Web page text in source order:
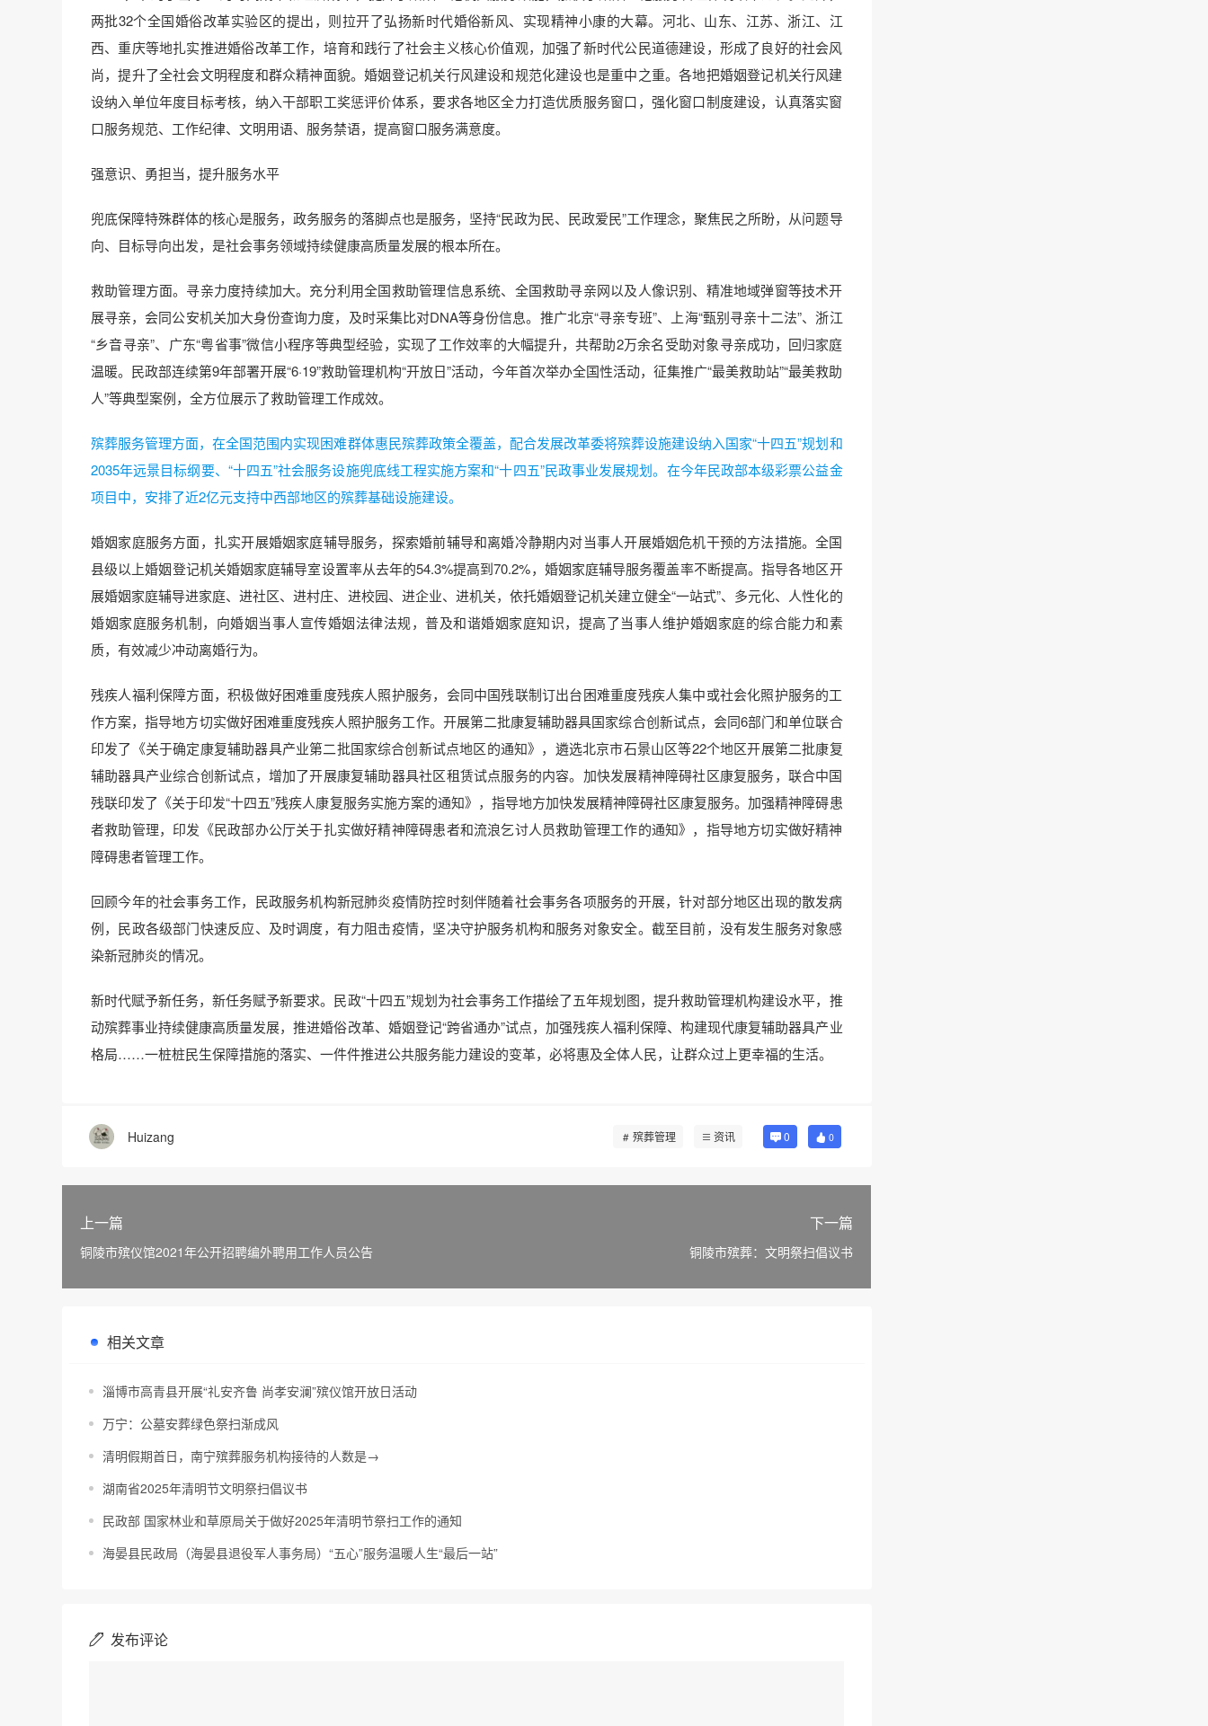
两批32个全国婚俗改革实验区的提出，则拉开了弘扬新时代婚俗新风、实现精神小康的大幕。河北、山东、江苏、浙江、江
西、重庆等地扎实推进婚俗改革工作，培育和践行了社会主义核心价值观，加强了新时代公民道德建设，形成了良好的社会风
尚，提升了全社会文明程度和群众精神面貌。婚姻登记机关行风建设和规范化建设也是重中之重。各地把婚姻登记机关行风建
设纳入单位年度目标考核，纳入干部职工奖惩评价体系，要求各地区全力打造优质服务窗口，强化窗口制度建设，认真落实窗
口服务规范、工作纪律、文明用语、服务禁语，提高窗口服务满意度。
强意识、勇担当，提升服务水平
兜底保障特殊群体的核心是服务，政务服务的落脚点也是服务，坚持“民政为民、民政爱民”工作理念，聚焦民之所盼，从问题导
向、目标导向出发，是社会事务领域持续健康高质量发展的根本所在。
救助管理方面。寻亲力度持续加大。充分利用全国救助管理信息系统、全国救助寻亲网以及人像识别、精准地域弹窗等技术开
展寻亲，会同公安机关加大身份查询力度，及时采集比对DNA等身份信息。推广北京“寻亲专班”、上海“甄别寻亲十二法”、浙江
“乡音寻亲”、广东“粤省事”微信小程序等典型经验，实现了工作效率的大幅提升，共帮助2万余名受助对象寻亲成功，回归家庭
温暖。民政部连续第9年部署开展“6·19”救助管理机构“开放日”活动，今年首次举办全国性活动，征集推广“最美救助站”“最美救助
人”等典型案例，全方位展示了救助管理工作成效。
殡葬服务管理方面，在全国范围内实现困难群体惠民殡葬政策全覆盖，配合发展改革委将殡葬设施建设纳入国家“十四五”规划和
2035年远景目标纲要、“十四五”社会服务设施兜底线工程实施方案和“十四五”民政事业发展规划。在今年民政部本级彩票公益金
项目中，安排了近2亿元支持中西部地区的殡葬基础设施建设。
婚姻家庭服务方面，扎实开展婚姻家庭辅导服务，探索婚前辅导和离婚冷静期内对当事人开展婚姻危机干预的方法措施。全国
县级以上婚姻登记机关婚姻家庭辅导室设置率从去年的54.3%提高到70.2%，婚姻家庭辅导服务覆盖率不断提高。指导各地区开
展婚姻家庭辅导进家庭、进社区、进村庄、进校园、进企业、进机关，依托婚姻登记机关建立健全“一站式”、多元化、人性化的
婚姻家庭服务机制，向婚姻当事人宣传婚姻法律法规，普及和谐婚姻家庭知识，提高了当事人维护婚姻家庭的综合能力和素
质，有效减少冲动离婚行为。
残疾人福利保障方面，积极做好困难重度残疾人照护服务，会同中国残联制订出台困难重度残疾人集中或社会化照护服务的工
作方案，指导地方切实做好困难重度残疾人照护服务工作。开展第二批康复辅助器具国家综合创新试点，会同6部门和单位联合
印发了《关于确定康复辅助器具产业第二批国家综合创新试点地区的通知》，遴选北京市石景山区等22个地区开展第二批康复
辅助器具产业综合创新试点，增加了开展康复辅助器具社区租赁试点服务的内容。加快发展精神障碍社区康复服务，联合中国
残联印发了《关于印发“十四五”残疾人康复服务实施方案的通知》，指导地方加快发展精神障碍社区康复服务。加强精神障碍患
者救助管理，印发《民政部办公厅关于扎实做好精神障碍患者和流浪乞讨人员救助管理工作的通知》，指导地方切实做好精神
障碍患者管理工作。
回顾今年的社会事务工作，民政服务机构新冠肺炎疫情防控时刻伴随着社会事务各项服务的开展，针对部分地区出现的散发病
例，民政各级部门快速反应、及时调度，有力阻击疫情，坚决守护服务机构和服务对象安全。截至目前，没有发生服务对象感
染新冠肺炎的情况。
新时代赋予新任务，新任务赋予新要求。民政“十四五”规划为社会事务工作描绘了五年规划图，提升救助管理机构建设水平，推
动殡葬事业持续健康高质量发展，推进婚俗改革、婚姻登记“跨省通办”试点，加强残疾人福利保障、构建现代康复辅助器具产业
格局……一桩桩民生保障措施的落实、一件件推进公共服务能力建设的变革，必将惠及全体人民，让群众过上更幸福的生活。
Huizang 殡葬管理 资讯 0 0
上一篇
铜陵市殡仪馆2021年公开招聘编外聘用工作人员公告
下一篇
铜陵市殡葬：文明祭扫倡议书
相关文章
淄博市高青县开展“礼安齐鲁 尚孝安澜”殡仪馆开放日活动
万宁：公墓安葬绿色祭扫渐成风
清明假期首日，南宁殡葬服务机构接待的人数是→
湖南省2025年清明节文明祭扫倡议书
民政部 国家林业和草原局关于做好2025年清明节祭扫工作的通知
海晏县民政局（海晏县退役军人事务局）“五心”服务温暖人生“最后一站”
发布评论